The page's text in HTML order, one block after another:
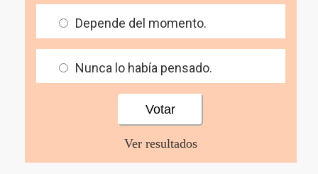
Depende del momento.
Nunca lo había pensado.
Ver resultados